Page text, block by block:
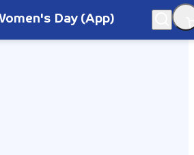
Day (App)
Hà Nội